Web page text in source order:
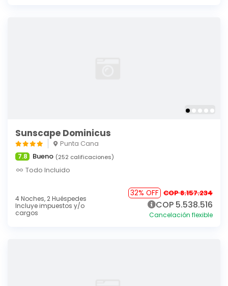
Sunscape Dominicus
Punta Cana
7.8 Bueno (252 calificaciones)
Todo Incluido
4 Noches, 2 Huéspedes
Incluye impuestos y/o
cargos
32% OFF COP 8.157.234
COP 5.538.516
Cancelación flexible